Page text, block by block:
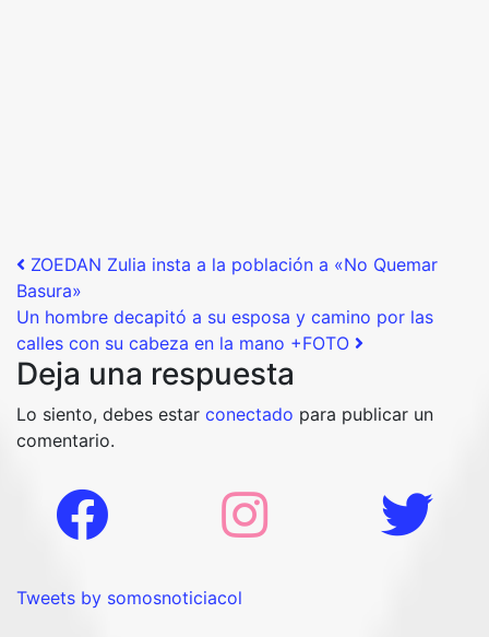
Post navigation
ZOEDAN Zulia insta a la población a «No Quemar
Basura»
Un hombre decapitó a su esposa y camino por las
calles con su cabeza en la mano +FOTO
Deja una respuesta
Lo siento, debes estar conectado para publicar un
comentario.
Tweets by somosnoticiacol